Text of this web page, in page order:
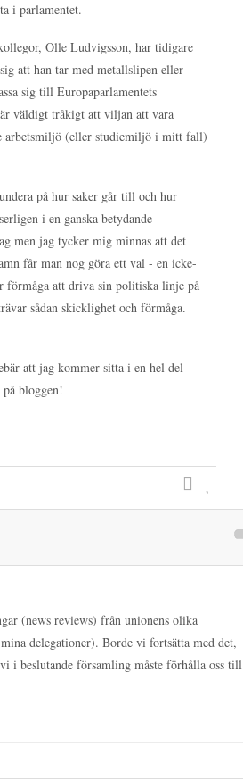
i parlamentet.
Olle Ludvigsson, har tidigare
att han tar med metallslipen eller
sig till Europaparlamentets
väldigt tråkigt att viljan att vara
arbetsmiljö (eller studiemiljö i mitt fall)
på hur saker går till och hur
i en ganska betydande
men jag tycker mig minnas att det
får man nog göra ett val - en icke-
att driva sin politiska linje på
sådan skicklighet och förmåga.
att jag kommer sitta i en hel del
bloggen!
(news reviews) från unionens olika
delegationer). Borde vi fortsätta med det,
i beslutande församling måste förhålla oss till